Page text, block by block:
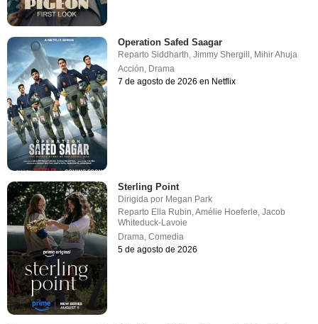
Operation Safed Saagar
RepartoSiddharth,Jimmy Shergill , Mihir Ahuja
Acción, Drama
7 de agosto de 2026 en Netflix
Sterling Point
Dirigida por Megan Park
Reparto Ella Rubin ,Amélie Hoeferle ,Jacob
Whiteduck-Lavoie
Drama ,Comedia
5 de agosto de 2026